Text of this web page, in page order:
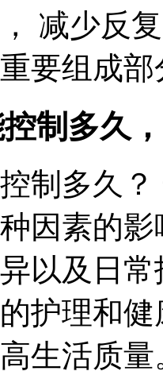
减少反
要组成部
制多久
制多久
因素的
以及日
护理和
生活质